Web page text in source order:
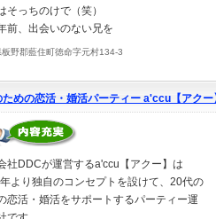
そっちのけで（笑）
前、出会いのない兄を
板野郡藍住町徳命字元村134-3
めの恋活・婚活パーティー a'ccu【アクー
社DDCが運営するa'ccu【アクー】は
より独自のコンセプトを設けて、20代の
恋活・婚活をサポートするパーティー運